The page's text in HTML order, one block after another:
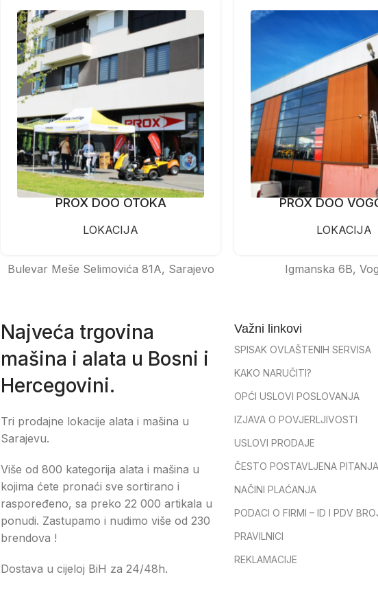
PROX DOO OTOKA
LOKACIJA
Bulevar Meše Selimovića 81A, Sarajevo
PROX DOO
LOKACIJA
Igmanska 6B,
Najveća trgovina
mašina i alata u Bosni i
Hercegovini.
Tri prodajne lokacije alata i mašina u
Sarajevu.
Više od 800 kategorija alata i mašina u
kojima ćete pronaći sve sortirano i
raspoređeno, sa preko 22 000 artikala u
ponudi. Zastupamo i nudimo više od 230
brendova !
Dostava u cijeloj BiH za 24/48h.
Važni linkovi
SPISAK OVLAŠTENIH SERVISA
KAKO NARUČITI?
OPĆI USLOVI POSLOVANJA
IZJAVA O POVJERLJIVOSTI
USLOVI PRODAJE
ČESTO POSTAVLJENA PITANJA
NAČINI PLAĆANJA
PODACI O FIRMI – ID I PDV
PRAVILNICI
REKLAMACIJE